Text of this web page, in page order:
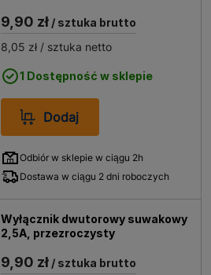
9,90 zł / sztuka brutto
8,05 zł / sztuka netto
1 Dostępność w sklepie
Dodaj
Odbiór w sklepie w ciągu 2h
Dostawa w ciągu 2 dni roboczych
Wyłącznik dwutorowy suwakowy
2,5A, przezroczysty
9,90 zł / sztuka brutto